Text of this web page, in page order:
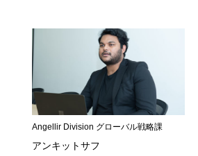
Angellir Division グローバル戦略課
アンキットサフ